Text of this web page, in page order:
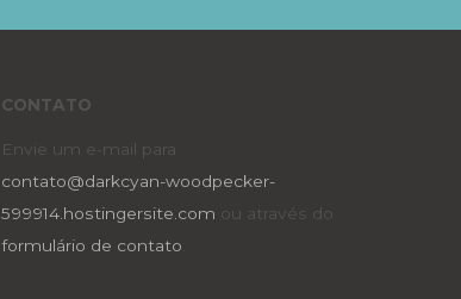
CONTATO
Envie um e-mail para
contato@darkcyan-woodpecker-
599914.hostingersite.com ou através do
formulário de contato